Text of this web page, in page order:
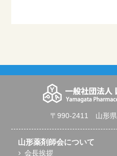
〒990-2411 山形県
山形薬剤師会について
会長挨拶